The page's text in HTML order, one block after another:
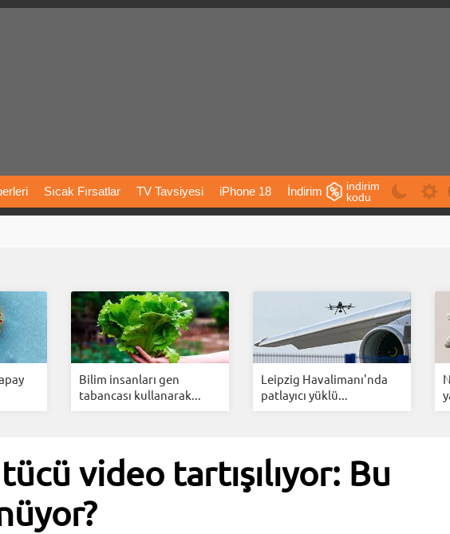
Sıcak Fırsatlar TV Tavsiyesi iPhone 18 İndirim
İnstagram Çöktü Mü
indirim
kodu
Bilim insanları gen
tabancası kullanarak...
Leipzig Havalimanı'nda
patlayıcı yüklü...
video tartışılıyor: Bu